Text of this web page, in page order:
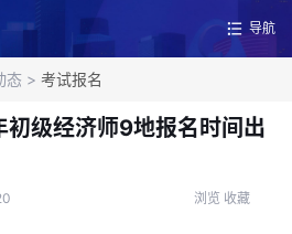
导航
态 > 考试报名
初级经济师9地报名时间出
浏览 收藏